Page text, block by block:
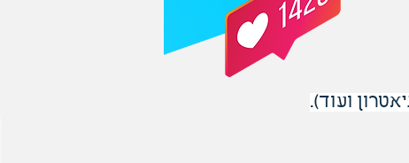
ועוד).